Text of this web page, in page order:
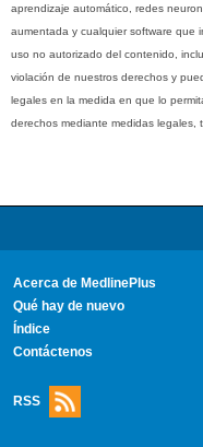
aprendizaje automático, redes
aumentada y cualquier software que
uso no autorizado del contenido,
violación de nuestros derechos y
legales en la medida en que lo
derechos mediante medidas legales,
Acerca de MedlinePlus
Qué hay de nuevo
Índice
Contáctenos
RSS